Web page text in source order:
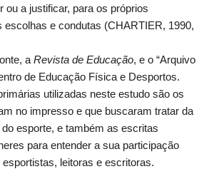
ou a justificar, para os próprios
escolhas e condutas (CHARTIER, 1990,
a Revista de Educação, e o “Arquivo
de Educação Física e Desportos.
utilizadas neste estudo são os
no impresso e que buscaram tratar da
esporte, e também as escritas
para entender a sua participação
leitoras e escritoras.